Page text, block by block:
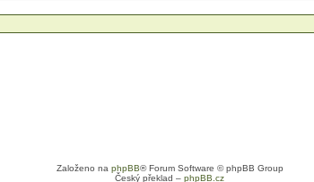
Založeno na phpBB® Forum Software © phpBB Group
Český překlad – phpBB.cz